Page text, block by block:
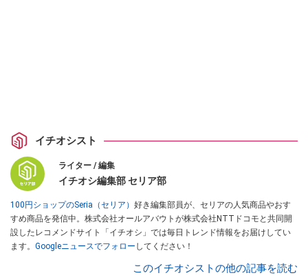
イチオシスト
ライター / 編集
イチオシ編集部 セリア部
100円ショップのSeria（セリア） 好き編集部員が、セリアの人気商品やおす
すめ商品を発信中。株式会社オールアバウトが株式会社NTTドコモと共同開
設したレコメンドサイト「イチオシ」では毎日トレンド情報をお届けしてい
ます。 Googleニュースでフォロー してください！
このイチオシストの他の記事を読む